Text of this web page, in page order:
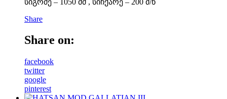
Share
Share on:
facebook
twitter
google
pinterest